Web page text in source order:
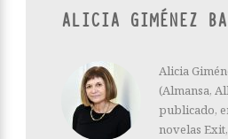
ALICIA GIMÉNEZ
Alicia
(Almansa,
publicado,
novelas